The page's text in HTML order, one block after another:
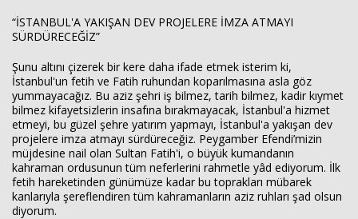
“İSTANBUL'A YAKIŞAN DEV PROJELERE İMZA ATMAYI
SÜRDÜRECEĞİZ”
Şunu altını çizerek bir kere daha ifade etmek isterim ki,
İstanbul'un fetih ve Fatih ruhundan koparılmasına asla göz
yummayacağız. Bu aziz şehri iş bilmez, tarih bilmez, kadir kıymet
bilmez kifayetsizlerin insafına bırakmayacak, İstanbul'a hizmet
etmeyi, bu güzel şehre yatırım yapmayı, İstanbul'a yakışan dev
projelere imza atmayı sürdüreceğiz. Peygamber Efendi’mizin
müjdesine nail olan Sultan Fatih'i, o büyük kumandanın
kahraman ordusunun tüm neferlerini rahmetle yâd ediyorum. İlk
fetih hareketinden günümüze kadar bu toprakları mübarek
kanlarıyla şereflendiren tüm kahramanların aziz ruhları şad olsun
diyorum.